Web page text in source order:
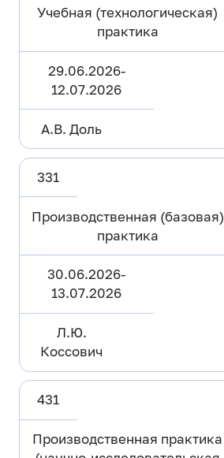
Учебная (технологическая)
практика
29.06.2026-
12.07.2026
А.В. Доль
331
Производственная (базовая)
практика
30.06.2026-
13.07.2026
Л.Ю.
Коссович
431
Производственная практика